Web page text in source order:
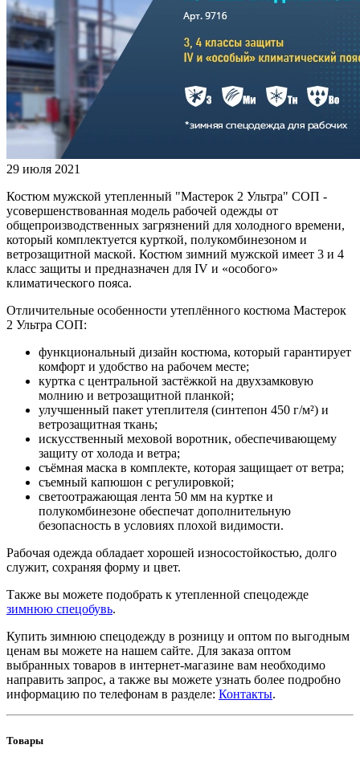
29 июля 2021
Костюм мужской утепленный "Мастерок 2 Ультра" СОП -
усовершенствованная модель рабочей одежды от
общепроизводственных загрязнений для холодного времени,
который комплектуется курткой, полукомбинезоном и
ветрозащитной маской. Костюм зимний мужской имеет 3 и 4
класс защиты и предназначен для IV и «особого»
климатического пояса.
Отличительные особенности утеплённого костюма Мастерок
2 Ультра СОП:
функциональный дизайн костюма, который гарантирует
комфорт и удобство на рабочем месте;
куртка с центральной застёжкой на двухзамковую
молнию и ветрозащитной планкой;
улучшенный пакет утеплителя (синтепон 450 г/м²) и
ветрозащитная ткань;
искусственный меховой воротник, обеспечивающему
защиту от холода и ветра;
съёмная маска в комплекте, которая защищает от ветра;
съемный капюшон с регулировкой;
светоотражающая лента 50 мм на куртке и
полукомбинезоне обеспечат дополнительную
безопасность в условиях плохой видимости.
Рабочая одежда обладает хорошей износостойкостью, долго
служит, сохраняя форму и цвет.
Также вы можете подобрать к утепленной спецодежде
зимнюю спецобувь.
Купить зимнюю спецодежду в розницу и оптом по выгодным
ценам вы можете на нашем сайте. Для заказа оптом
выбранных товаров в интернет-магазине вам необходимо
направить запрос, а также вы можете узнать более подробно
информацию по телефонам в разделе: Контакты.
Товары